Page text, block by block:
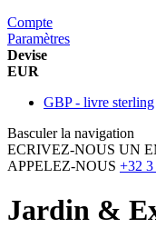
Compte
Paramètres
Devise
EUR
GBP - livre sterling
Basculer la navigation
ECRIVEZ-NOUS UN
APPELEZ-NOUS +32 3
Jardin &